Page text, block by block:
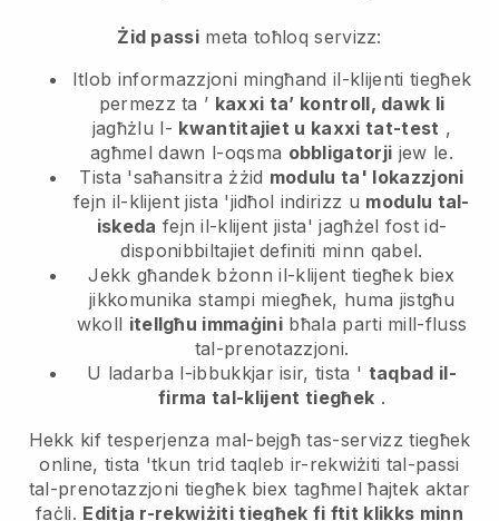
Żid passi meta toħloq servizz:
Itlob informazzjoni mingħand il-klijenti tiegħek
permezz ta ’ kaxxi ta’ kontroll, dawk li
jagħżlu l- kwantitajiet u kaxxi tat-test ,
agħmel dawn l-oqsma obbligatorji jew le.
Tista 'saħansitra żżid modulu ta' lokazzjoni
fejn il-klijent jista 'jidħol indirizz u modulu tal-
iskeda fejn il-klijent jista' jagħżel fost id-
disponibbiltajiet definiti minn qabel.
Jekk għandek bżonn il-klijent tiegħek biex
jikkomunika stampi miegħek, huma jistgħu
wkoll itellgħu immaġini bħala parti mill-fluss
tal-prenotazzjoni.
U ladarba l-ibbukkjar isir, tista ' taqbad il-
firma tal-klijent tiegħek .
Hekk kif tesperjenza mal-bejgħ tas-servizz tiegħek
online, tista 'tkun trid taqleb ir-rekwiżiti tal-passi
tal-prenotazzjoni tiegħek biex tagħmel ħajtek aktar
faċli. Editja r-rekwiżiti tiegħek fi ftit klikks minn